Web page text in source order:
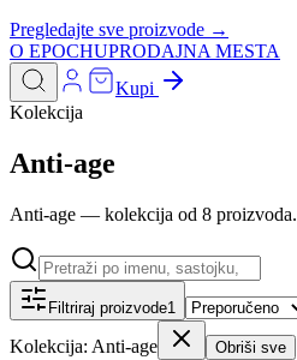
Pregledajte sve proizvode →
O EPOCHUPRODAJNA MESTA
Kupi
Kolekcija
Anti-age
Anti-age — kolekcija od 8 proizvoda.
Filtriraj proizvode1
Kolekcija: Anti-age Obriši sve